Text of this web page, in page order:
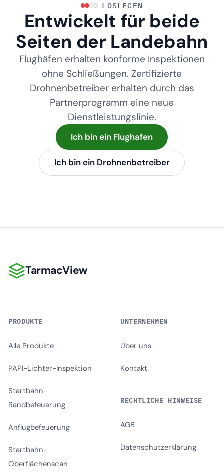
LOSLEGEN
Entwickelt für beide
Seiten der Landebahn
Flughäfen erhalten konforme Inspektionen
ohne Schließungen. Zertifizierte
Drohnenbetreiber erhalten durch das
Partnerprogramm eine neue
Dienstleistungslinie.
Ich bin ein Flughafen
Ich bin ein Drohnenbetreiber
TarmacView
TarmacView
PRODUKTE
Alle Produkte
PAPI-Lichter-Inspektion
Startbahn-
Randbefeuerung
Anflugbefeuerung
Startbahn-
Oberflächenscan
UNTERNEHMEN
Über uns
Kontakt
RECHTLICHE HINWEISE
AGB
Datenschutzerklärung